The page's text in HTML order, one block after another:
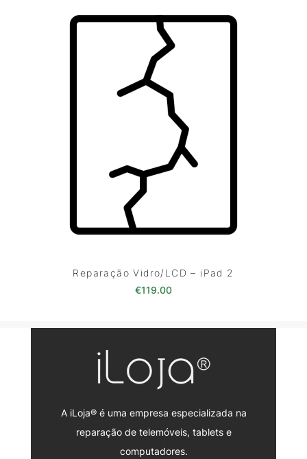
Reparação Vidro/LCD – iPad 2
€119.00
A iLoja® é uma empresa especializada na
reparação de telemóveis, tablets e
computadores.